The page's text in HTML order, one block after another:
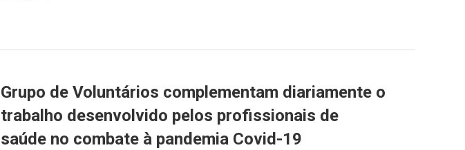
Grupo de Voluntários complementam diariamente o
trabalho desenvolvido pelos profissionais de
saúde no combate à pandemia Covid-19